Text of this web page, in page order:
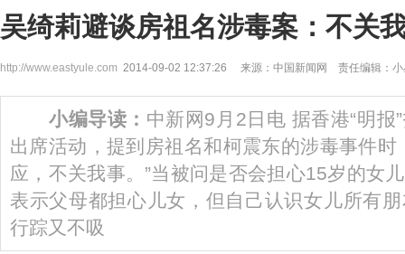
吴绮莉避谈房祖名涉毒案：不关
http://www.eastyule.com 2014-09-02 12:37:26 来源：中国新闻网 责任编辑：小
小编导读： 中新网9月2日电 据香港“明报
出席活动，提到房祖名和柯震东的涉毒事件时
应，不关我事。”当被问是否会担心15岁的女
表示父母都担心儿女，但自己认识女儿所有
行踪又不吸